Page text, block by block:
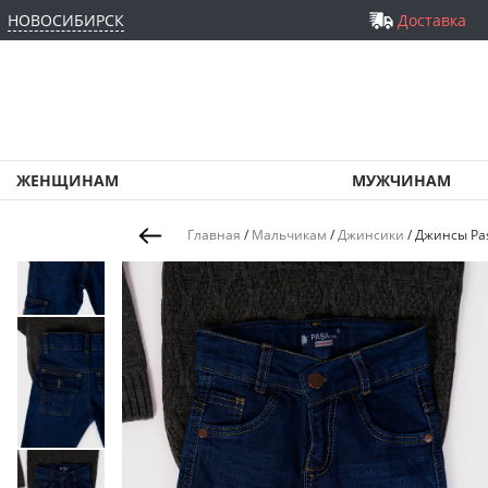
НОВОСИБИРСК Доставка
ЖЕНЩИНАМ МУЖЧИНАМ
Главная / Мальчикам /Джинсики /Джинсы